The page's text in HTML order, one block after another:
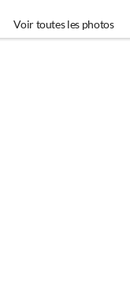
Voir toutes les photos